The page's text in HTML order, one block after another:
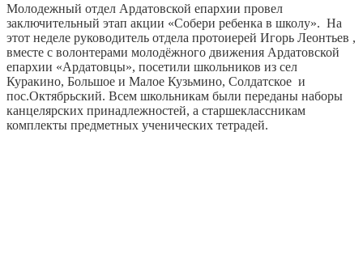
Молодежный отдел Ардатовской епархии провел
заключительный этап акции «Собери ребенка в школу». На
этот неделе руководитель отдела протоиерей Игорь Леонтьев ,
вместе с волонтерами молодёжного движения Ардатовской
епархии «Ардатовцы», посетили школьников из сел
Куракино, Большое и Малое Кузьмино, Солдатское и
пос.Октябрьский. Всем школьникам были переданы наборы
канцелярских принадлежностей, а старшеклассникам
комплекты предметных ученических тетрадей.